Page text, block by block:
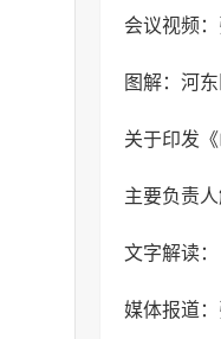
会议视频
图解：河
关于印发
主要负责
文字解读
媒体报道